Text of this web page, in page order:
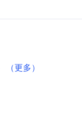
（更多）